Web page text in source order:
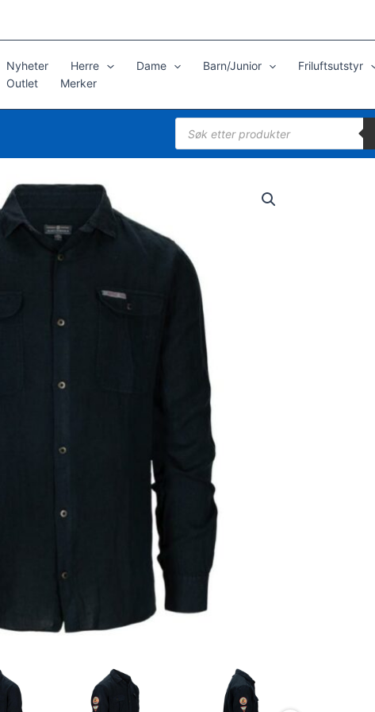
Nyheter Herre Dame Barn/Junior Friluftsutstyr
Outlet
Merker
Products
search